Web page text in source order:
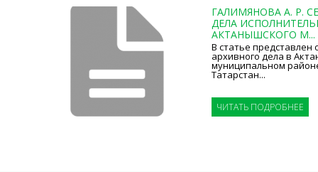
ГАЛИМЯНОВА А. Р.
ДЕЛА
АКТАНЫШСКОГО М...
В статье представлен
архивного дела в
муниципальном
Татарстан...
ЧИТАТЬ ПОДРОБНЕЕ